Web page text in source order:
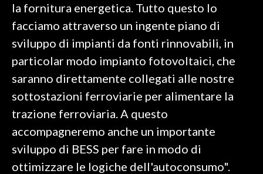
la fornitura energetica. Tutto questo lo
facciamo attraverso un ingente piano di
sviluppo di impianti da fonti rinnovabili, in
particolar modo impianto fotovoltaici, che
saranno direttamente collegati alle nostre
sottostazioni ferroviarie per alimentare la
trazione ferroviaria. A questo
accompagneremo anche un importante
sviluppo di BESS per fare in modo di
ottimizzare le logiche dell'autoconsumo".